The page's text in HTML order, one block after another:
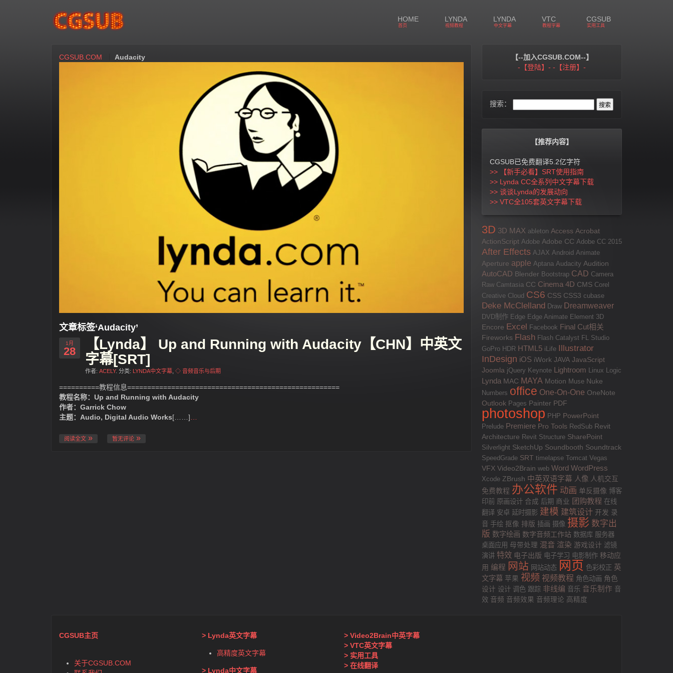
HOME
首页
LYNDA
视频教程
LYNDA
中文字幕
VTC
教程字幕
CGSUB
实用工具
CGSUB.COM Audacity
文章标签‘Audacity’
1月
28
【Lynda】 Up and Running with Audacity【CHN】中英文
字幕[SRT]
作者: ACELY. 分类: LYNDA中文字幕 ◇ 音频音乐与后期
==========教程信息=====================================================
教程名称：Up and Running with Audacity
作者：Garrick Chow
主题：Audio, Digital Audio Works[……]
阅读全文 暂无评论
【--加入CGSUB.COM--】
-【登陆】- -【注册】-
搜索：
【推荐内容】
CGSUB已免费翻译5.2亿字符
>> 【新手必看】SRT使用指南
>> Lynda CC全系列中文字幕下载
>> 谈谈Lynda的发展动向
>> VTC全105套英文字幕下载
3D 3D MAX ableton Access Acrobat
ActionScript Adobe Adobe CC Adobe CC 2015
After Effects AJAX Android Animate
Aperture apple Aptana Audacity Audition
AutoCAD Blender Bootstrap CAD Camera
Raw Camtasia CC Cinema 4D CMS Corel
Creative Cloud CS6 CSS CSS3 cubase
Deke McClelland Draw Dreamweaver
DVD制作 Edge Edge Animate Element 3D
Encore Excel Facebook Final Cut相关
Fireworks Flash Flash Catalyst FL Studio
GoPro HDR HTML5 iLife Illustrator
InDesign iOS iWork JAVA JavaScript
Joomla jQuery Keynote Lightroom Linux Logic
Lynda MAC MAYA Motion Muse Nuke
Numbers office One-On-One OneNote
Outlook Pages Painter PDF
photoshop PHP PowerPoint
Prelude Premiere Pro Tools RedSub Revit
Architecture Revit Structure SharePoint
Silverlight SketchUp Soundbooth Soundtrack
SpeedGrade SRT timelapse Tomcat Vegas
VFX Video2Brain web Word WordPress
Xcode ZBrush 中英双语字幕 人像 人机交互
免费教程 办公软件 动画 单反摄像 博客
印前 原画设计 合成 后期 商业 团购教程 在线
翻译 安卓 延时摄影 建模 建筑设计 开发 录
音 手绘 抠像 排版 插画 摄像 摄影 数字出
版 数字绘画 数字音频工作站 数据库 服务器
桌面应用 母带处理 混音 渲染 游戏设计 滤镜
演讲 特效 电子出版 电子学习 电影制作 移动应
用 编程 网站 网站动态 网页 色彩校正 英
文字幕 苹果 视频 视频教程 角色动画 角色
设计 设计 调色 跟踪 非线编 音乐 音乐制作 音
效 音频 音频效果 音频理论 高精度
CGSUB主页
关于CGSUB.COM
> Lynda英文字幕
高精度英文字幕
> Lynda中文字幕
> Video2Brain中英字幕
> VTC英文字幕
> 实用工具
> 在线翻译